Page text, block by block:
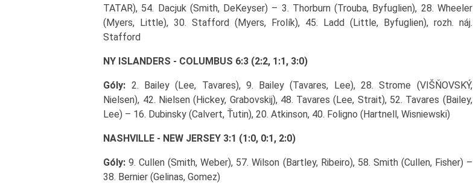
TATAR), 54. Dacjuk (Smith, DeKeyser) – 3. Thorburn (Trouba, Byfuglien), 28. Wheeler
(Myers, Little), 30. Stafford (Myers, Frolík), 45. Ladd (Little, Byfuglien), rozh. náj.
Stafford
NY ISLANDERS - COLUMBUS 6:3 (2:2, 1:1, 3:0)
Góly: 2. Bailey (Lee, Tavares), 9. Bailey (Tavares, Lee), 28. Strome (VIŠŇOVSKÝ,
Nielsen), 42. Nielsen (Hickey, Grabovskij), 48. Tavares (Lee, Strait), 52. Tavares (Bailey,
Lee) – 16. Dubinsky (Calvert, Ťutin), 20. Atkinson, 40. Foligno (Hartnell, Wisniewski)
NASHVILLE - NEW JERSEY 3:1 (1:0, 0:1, 2:0)
Góly: 9. Cullen (Smith, Weber), 57. Wilson (Bartley, Ribeiro), 58. Smith (Cullen, Fisher) –
38. Bernier (Gelinas, Gomez)